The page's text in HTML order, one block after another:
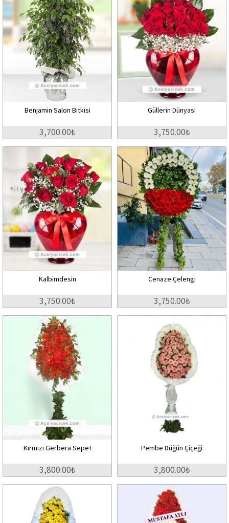
Benjamin Salon Bitkisi
3,700.00₺
Güllerin Dünyası
3,750.00₺
Kalbimdesin
3,750.00₺
Cenaze Çelengi
3,750.00₺
Kırmızı Gerbera Sepet
3,800.00₺
Pembe Düğün Çiçeği
3,800.00₺